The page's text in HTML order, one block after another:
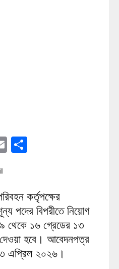
Email
কর্তৃপক্ষের
পদের বিপরীতে নিয়োগ
থেকে ১৬ গ্রেডের ১৩
হবে। আবেদনপত্র
এপ্রিল ২০২৬।